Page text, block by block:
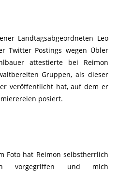
Landtagsabgeordneten Leo
Twitter Postings wegen Übler
attestierte bei Reimon
Gruppen, als dieser
veröffentlicht hat, auf dem er
posiert.
Foto hat Reimon selbstherrlich
vorgegriffen und mich